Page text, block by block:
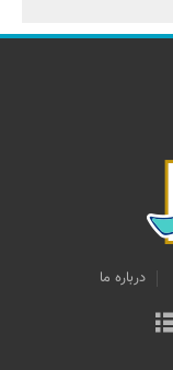
درباره ما